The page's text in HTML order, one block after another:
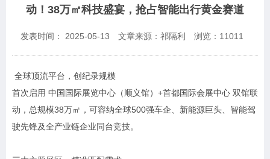
动！38万㎡科技盛宴，抢占智能出行黄金赛道
发表时间： 2025-05-13 文章来源：祁隔利 浏览： 11011
全球顶流平台，创纪录规模
首次启用 中国国际展览中心（顺义馆）+首都国际会展中心 双馆联
动，总规模38万㎡，可容纳全球500强车企、新能源巨头、智能驾
驶先锋及全产业链企业同台竞技。